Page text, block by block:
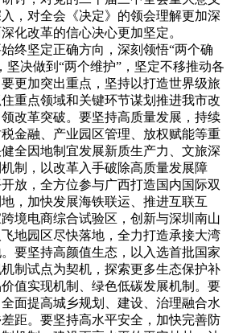
，对全会《决定》的领会理解更加深
化改革的信心决心更加坚定。
坚定正确方向，深刻领悟“两个确
坚决做到“两个维护”，坚定不移推动各
更加突出重点，坚持以打造世界级旅
重点领域和关键环节谋划推进我市改
改革突破。要坚持高质量发展，持续
金融、产业园区管理、放权赋能等重
全因地制宜发展新质生产力、文旅深
制，以改革入手破除高质量发展障
放，全方位参与广西打造国内国际双
，加快发展海铁联运、推进互联互
境电商综合试验区，创新与深圳南山
地园区尽快落地，全力打造承接大湾
要坚持高颜值生态，以入选首批国家
制试点为契机，探索更多生态保护补
值实现机制、绿色低碳发展机制。要
面提高城乡规划、建设、治理融合水
距。要坚持高水平安全，加快完善防